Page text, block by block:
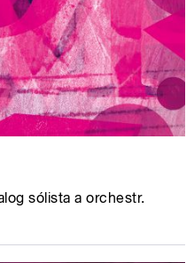
sólista a orchestr.